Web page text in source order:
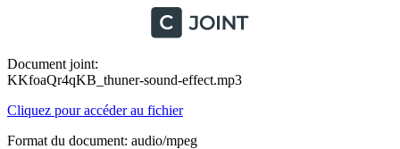
Document joint:
KKfoaQr4qKB_thuner-sound-effect.mp3
Cliquez pour accéder au fichier
Format du document: audio/mpeg